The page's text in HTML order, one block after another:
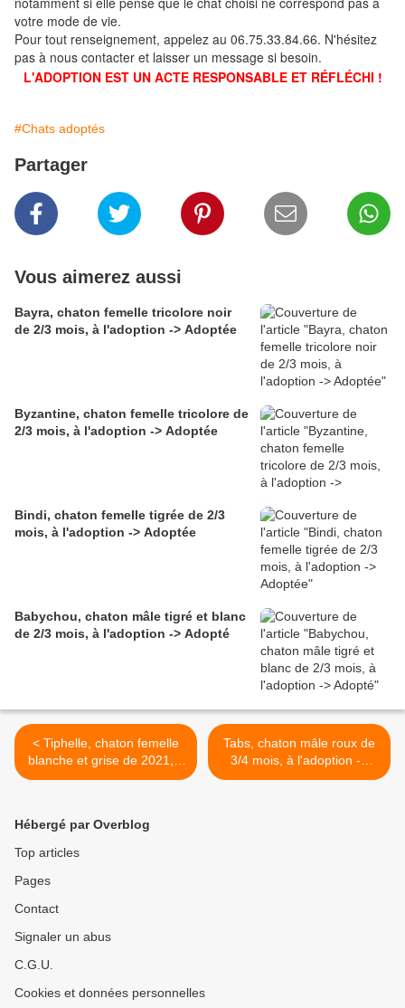
votre mode de vie.
Pour tout renseignement, appelez au 06.75.33.84.66. N'hésitez
pas à nous contacter et laisser un message si besoin.
L'ADOPTION EST UN ACTE RESPONSABLE ET RÉFLÉCHI !
#Chats adoptés
Partager
Vous aimerez aussi
Bayra, chaton femelle tricolore noir
de 2/3 mois, à l'adoption -> Adoptée
Byzantine, chaton femelle tricolore de
2/3 mois, à l'adoption -> Adoptée
Bindi, chaton femelle tigrée de 2/3
mois, à l'adoption -> Adoptée
Babychou, chaton mâle tigré et blanc
de 2/3 mois, à l'adoption -> Adopté
< Tiphelle, chaton femelle
blanche et grise de 2021, à
l'adoption -> adoptée
Tabs, chaton mâle roux de
3/4 mois, à l'adoption ->
adopté >
Hébergé par Overblog
Top articles
Pages
Contact
Signaler un abus
C.G.U.
Cookies et données personnelles